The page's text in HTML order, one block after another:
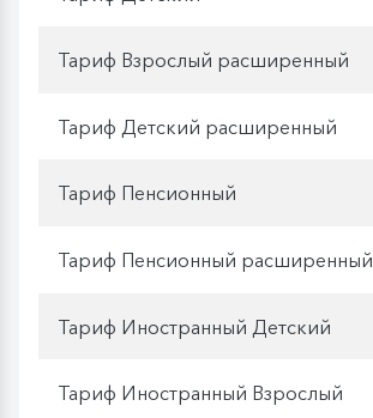
Тариф Взрослый расширенный
Тариф Детский расширенный
Тариф Пенсионный
Тариф Пенсионный расширенный
Тариф Иностранный Детский
Тариф Иностранный Взрослый